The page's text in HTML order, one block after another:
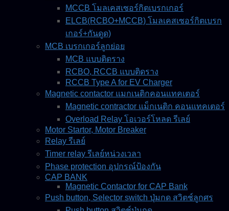
MCCB โมลเคสเซอร์กิตเบรกเกอร์
ELCB(RCBO+MCCB) โมลเคสเซอร์กิตเบรก
เกอร์+กันดูด)
MCB เบรกเกอร์ลูกย่อย
MCB แบบติดราง
RCBO, RCCB แบบติดราง
RCCB Type A for EV Charger
Magnetic contactor แมกเนติกคอนแทคเตอร์
Magnetic contractor แม็กเนติก คอนแทคเตอร์
Overload Relay โอเวอร์โหลด รีเลย์
Motor Startor, Motor Breaker
Relay รีเลย์
Timer relay รีเลย์หน่วงเวลา
Phase protection อุปกรณ์ป้องกัน
CAP BANK
Magnetic Contactor for CAP Bank
Push button, Selector switch ปุ่มกด สวิตช์ลูกศร